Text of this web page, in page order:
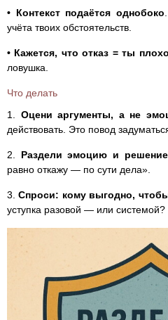
• Контекст подаётся однобоко
учёта твоих обстоятельств.
• Кажется, что отказ = ты
ловушка.
Что делать
1. Оцени аргументы, а не
действовать. Это повод
2. Раздели эмоцию и решение
равно откажу — по сути дела».
3.Спроси: кому выгодно,
уступка разовой — или системой?